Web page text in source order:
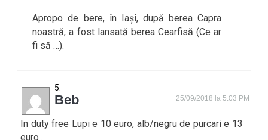
Apropo de bere, în Iași, după berea Capra
noastră, a fost lansată berea Cearfisă (Ce ar
fi să …).
Beb 25/09/2018 la 5:03 PM
In duty free Lupi e 10 euro, alb/negru de purcari e 13
euro .